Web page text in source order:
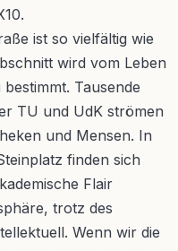
ist so vielfältig wie
wird vom Leben
Tausende
TU und UdK strömen
und Mensen. In
finden sich
Flair
trotz des
Wenn wir die